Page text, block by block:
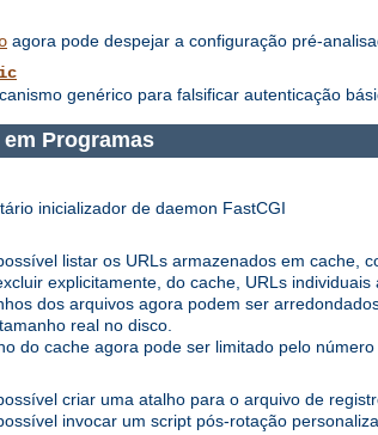
agora pode despejar a configuração pré-
genérico para falsificar autenticação
Programas
inicializador de daemon FastCGI
listar os URLs armazenados em cache,
explicitamente, do cache, URLs individuais
dos arquivos agora podem ser
real no disco.
do cache agora pode ser limitado pelo
criar uma atalho para o arquivo de
invocar um script pós-rotação